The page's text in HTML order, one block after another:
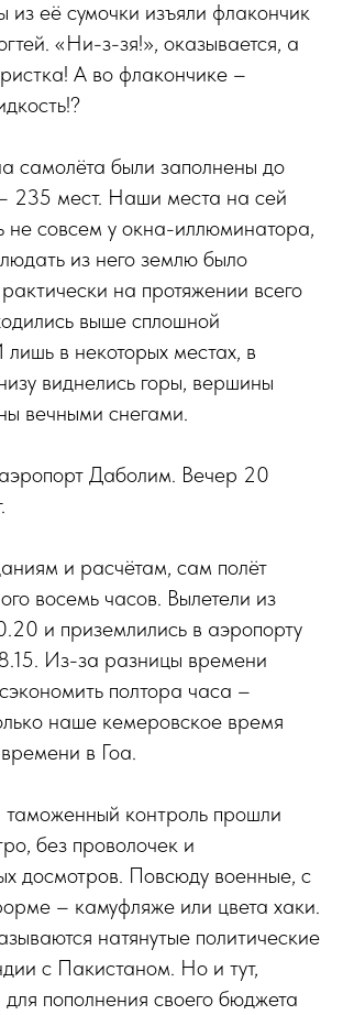
из её сумочки изъяли флакончик
«Ни-з-зя!», оказывается, а
А во флакончике –
самолёта были заполнены до
235 мест. Наши места на сей
не совсем у окна-иллюминатора,
из него землю было
на протяжении всего
выше сплошной
в некоторых местах, в
виднелись горы, вершины
вечными снегами.
Даболим. Вечер 20
и расчётам, сам полёт
восемь часов. Вылетели из
и приземлились в аэропорту
Из-за разницы времени
полтора часа –
наше кемеровское время
в Гоа.
контроль прошли
без проволочек и
досмотров. Повсюду военные, с
– камуфляже или цвета хаки.
натянутые политические
с Пакистаном. Но и тут,
пополнения своего бюджета